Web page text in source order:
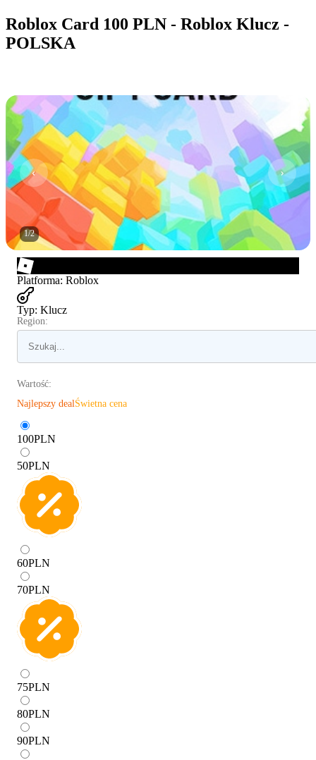
Roblox Card 100 PLN - Roblox Klucz -
POLSKA
1/2
Platforma: Roblox
Typ: Klucz
Region:
Wartość:
Najlepszy deal Świetna cena
100PLN
50PLN
60PLN
70PLN
75PLN
80PLN
90PLN